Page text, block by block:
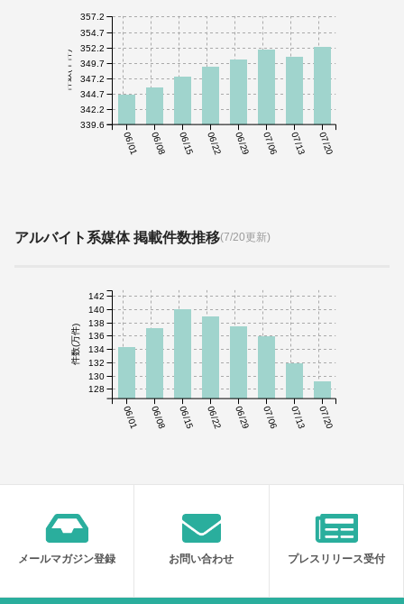
06/01 06/08 06/15 06/22 06/29 07/06 07/13 07/20
件数(千件)
339.6
342.2
344.7
347.2
349.7
352.2
354.7
357.2
アルバイト系媒体 掲載件数推移(7/20更新)
06/01 06/08 06/15 06/22 06/29 07/06 07/13 07/20
件数(万件)
128
130
132
134
136
138
140
142
メールマガジン登録 お問い合わせ プレスリリース受付